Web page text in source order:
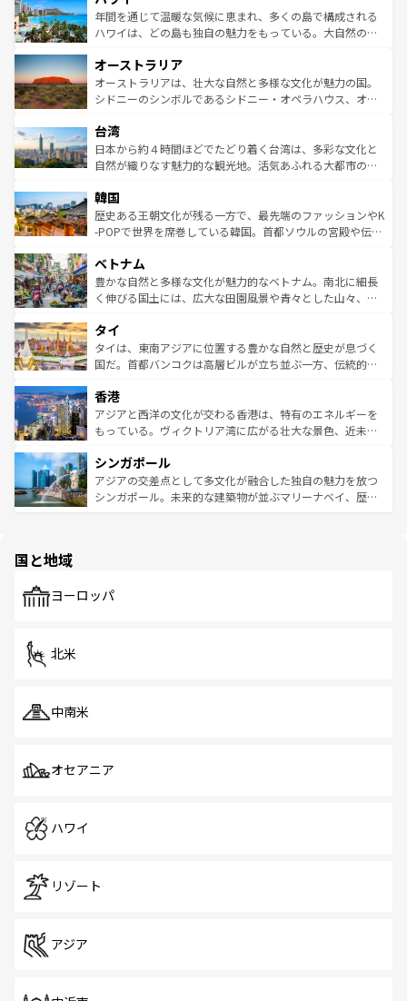
着のスイス情報はコンテンツ一覧 を参照してほしい。
ンメントが詰まった刺激的なスポットだ。一方、アメリカ
西部には大自然が広がり、グランドキャニオンやイエロー
部のニューオーリンズでは、音楽と美食が融合した独特の
文化が魅力。旅行者はアメリカの各地域で異なる魅力を楽
しみながら、その多様性と豊かな歴史を感じることができ
ならではの贅沢な旅のスタイルだ。 なお、新着のアメリカ
情報はコンテンツ一覧を参照してほしい。
年間を通じて温暖な気候に恵まれ、多くの島で構成される
ハワイは、どの島も独自の魅力をもっている。大自然の神
ワイ島は見逃せない。また、定番の観光地といえばオアフ
島だが、静かな自然を求めるならマウイ島やカウアイ島が
おすすめ。エメラルドグリーンに輝く海をはじめ、豊かな
れるおもてなしの心で訪れる人々を迎えてくれるハワイの
人々、おいしいローカルフードやハワイアンミュージッ
ク、伝統的なフラダンスなど、すべてがハワイの魅力を彩
ワイを、存分に味わってほしい。 なお、新着のハワイ情報
はコンテンツ一覧を参照してほしい。
オーストラリア
オーストラリアは、壮大な自然と多様な文化が魅力の国。
シドニーのシンボルであるシドニー・オペラハウス、オー
リアリーフや大陸中央部にそびえるウルル（エアーズロッ
ク）、タスマニアの美しい原生林やケアンズの熱帯雨林な
ど、見どころがたくさん。また、カフェやワイン、オージ
いる。アクティビティも充実しており、サーフィンやダイ
ビング、ハイキングなど、アウトドア好きにはたまらな
い。オーストラリアの多彩な魅力を存分に味わいつくそ
参照してほしい。
台湾
日本から約４時間ほどでたどり着く台湾は、多彩な文化と
自然が織りなす魅力的な観光地。活気あふれる大都市の台
ン）、静ひつな山岳地帯である台湾東部など、都市の喧騒
と山間の静けさが共存しており、訪れる人に新しい発見と
驚きをもたらしてくれる。また、奥深い台湾の食文化も魅
容にもいいと評判のスイーツなど、バラエティ豊かな料理
が味わえる。 なお、新着の台湾情報は コンテンツ一覧を参
照してほしい。
韓国
歴史ある王朝文化が残る一方で、最先端のファッションやK
-POPで世界を席巻している韓国。首都ソウルの宮殿や伝統
き、地方に足を延ばせば四季折々の自然美を楽しむことが
できる。そして、キムチや焼肉、絶品のストリートフード
まで、さまざまな韓国料理が待っている。夜には、韓国な
リティに包まれながら、韓国の多彩な魅力を心ゆくまで味
わってみてほしい。 なお、新着の韓国情報はコンテンツ一
覧を参照してほしい。
ベトナム
豊かな自然と多様な文化が魅力的なベトナム。南北に細長
く伸びる国土には、広大な田園風景や青々とした山々、世
急速な発展と共に伝統が息づく。ハノイの古い町並みやホ
ーチミン市のフランス統治時代の建物も、独特の雰囲気を
醸し出している。また、バラエティの豊かさとおいしさで
とつ。フォーやバインミー、ベトナムコーヒーなどは、ぜ
ひ現地で味わいたい。どの地域を訪れてもあたたかい人々
が旅行者を迎えてくれるので、きっと忘れられない旅にな
参照してほしい。
タイ
タイは、東南アジアに位置する豊かな自然と歴史が息づく
国だ。首都バンコクは高層ビルが立ち並ぶ一方、伝統的な
の活気が交差している。北部ではチェンマイなどの山岳地
帯で自然と触れ合い、南部ではプーケットやクラビの美し
いビーチでリゾート気分を楽しむことができる。タイ料理
激する。気候は一年中温暖で、どの季節にも異なる楽しみ
が待っている。親しみやすいタイの人々、仏教を中心とし
た文化、そして多様な観光資源が、訪れる旅人を魅了し続
香港
アジアと西洋の文化が交わる香港は、特有のエネルギーを
もっている。ヴィクトリア湾に広がる壮大な景色、近未来
み、どこを訪れても感動するはず。観光スポットが密集し
ており、効率よく見どころを回れるのも魅力。息をのむよ
うな絶景から文化的な体験まで、香港を存分に楽しみ尽く
シンガポール
アジアの交差点として多文化が融合した独自の魅力を放つ
シンガポール。未来的な建築物が並ぶマリーナベイ、歴史
で、ホーカーズは地元の風情を楽しめる外せないスポット
国と地域
ヨーロッパ
北米
中南米
オセアニア
ハワイ
リゾート
アジア